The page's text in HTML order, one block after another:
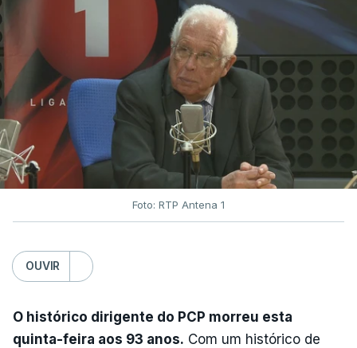
Foto: RTP Antena 1
OUVIR
O histórico dirigente do PCP morreu esta
quinta-feira aos 93 anos. Com um histórico de